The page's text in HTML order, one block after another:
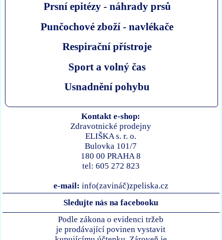
Prsní epitézy - náhrady prsů
Punčochové zboží - navlékače
Respirační přístroje
Sport a volný čas
Usnadnění pohybu
Kontakt e-shop:
Zdravotnické prodejny
ELIŠKA s. r. o.
Bulovka 101/7
180 00 PRAHA 8
tel: 605 272 823
e-mail: info(zavináč)zpeliska.cz
Sledujte nás na facebooku
Podle zákona o evidenci tržeb
je prodávající povinen vystavit